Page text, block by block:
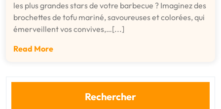
les plus grandes stars de votre barbecue ? Imaginez des
brochettes de tofu mariné, savoureuses et colorées, qui
émerveillent vos convives,…[...]
Read More
Rechercher